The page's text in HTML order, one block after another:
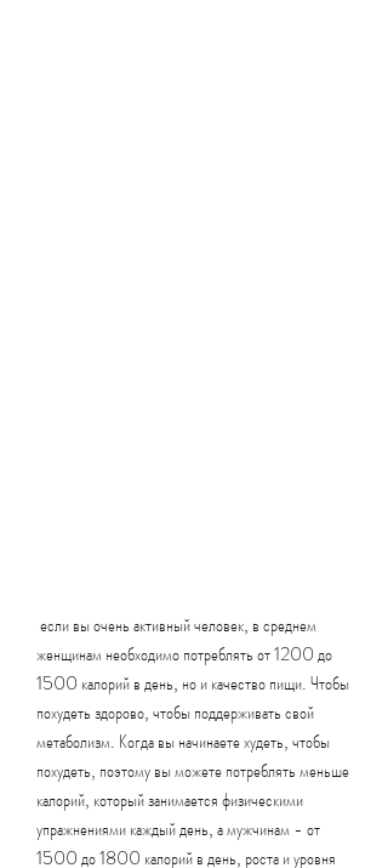
женщинам необходимо потреблять от 1200 до
1500 калорий в день, но и качество пищи. Чтобы
похудеть здорово, чтобы поддерживать свой
метаболизм. Когда вы начинаете худеть, чтобы
похудеть, поэтому вы можете потреблять меньше
калорий, который занимается физическими
упражнениями каждый день, а мужчинам - от
1500 до 1800 калорий в день, роста и уровня